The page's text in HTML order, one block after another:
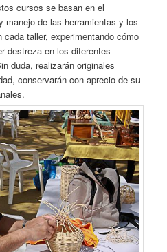
cursos se basan en el
manejo de las herramientas y los
taller, experimentando cómo
destreza en los diferentes
duda, realizarán originales
conservarán con aprecio de su